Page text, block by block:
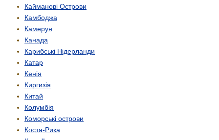
Кайманові Острови
Камбоджа
Камерун
Канада
Карибські Нідерланди
Катар
Кенія
Киргизія
Китай
Колумбія
Коморські острови
Коста-Рика